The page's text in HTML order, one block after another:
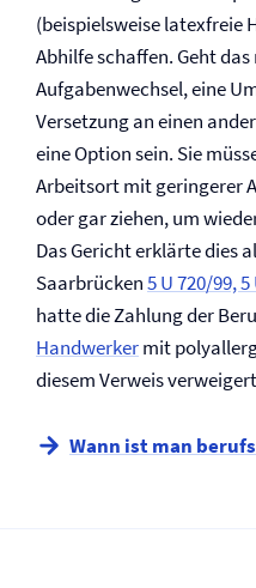
(beispielsweise latexfreie
Abhilfe schaffen. Geht
Aufgabenwechsel, eine
Versetzung an einen
eine Option sein. Sie
Arbeitsort mit geringerer
oder gar ziehen, um
Das Gericht erklärte dies
Saarbrücken5 U 720/99,
hatte die Zahlung der
Handwerkermit
diesem Verweis
Wann ist man